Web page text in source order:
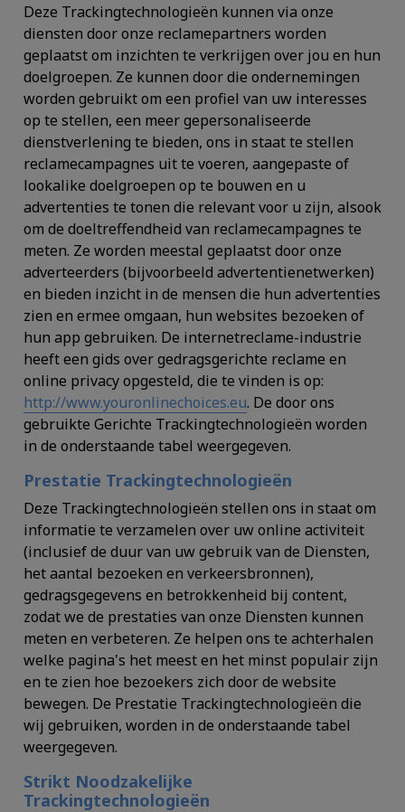
Deze Trackingtechnologieën kunnen via onze
diensten door onze reclamepartners worden
geplaatst om inzichten te verkrijgen over jou en hun
doelgroepen. Ze kunnen door die ondernemingen
worden gebruikt om een profiel van uw interesses
op te stellen, een meer gepersonaliseerde
dienstverlening te bieden, ons in staat te stellen
reclamecampagnes uit te voeren, aangepaste of
lookalike doelgroepen op te bouwen en u
advertenties te tonen die relevant voor u zijn, alsook
om de doeltreffendheid van reclamecampagnes te
meten. Ze worden meestal geplaatst door onze
adverteerders (bijvoorbeeld advertentienetwerken)
en bieden inzicht in de mensen die hun advertenties
zien en ermee omgaan, hun websites bezoeken of
hun app gebruiken. De internetreclame-industrie
heeft een gids over gedragsgerichte reclame en
online privacy opgesteld, die te vinden is op:
http://www.youronlinechoices.eu. De door ons
gebruikte Gerichte Trackingtechnologieën worden
in de onderstaande tabel weergegeven.
Prestatie Trackingtechnologieën
Deze Trackingtechnologieën stellen ons in staat om
informatie te verzamelen over uw online activiteit
(inclusief de duur van uw gebruik van de Diensten,
het aantal bezoeken en verkeersbronnen),
gedragsgegevens en betrokkenheid bij content,
zodat we de prestaties van onze Diensten kunnen
meten en verbeteren. Ze helpen ons te achterhalen
welke pagina's het meest en het minst populair zijn
en te zien hoe bezoekers zich door de website
bewegen. De Prestatie Trackingtechnologieën die
wij gebruiken, worden in de onderstaande tabel
weergegeven.
Strikt Noodzakelijke
Trackingtechnologieën